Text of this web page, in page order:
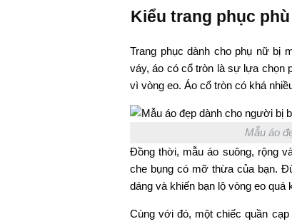
Kiểu trang phục
Trang phục dành cho phụ nữ bị
váy, áo có cổ tròn là sự lựa chọn
vì vòng eo. Áo cổ tròn có khá
Mẫu áo
Đồng thời, mẫu áo suông, rộng
che bụng có mỡ thừa của bạn.
dáng và khiến bạn lộ vòng eo quá
Cùng với đó, một chiếc quần